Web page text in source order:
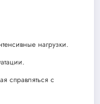
нагрузки.
справляться с